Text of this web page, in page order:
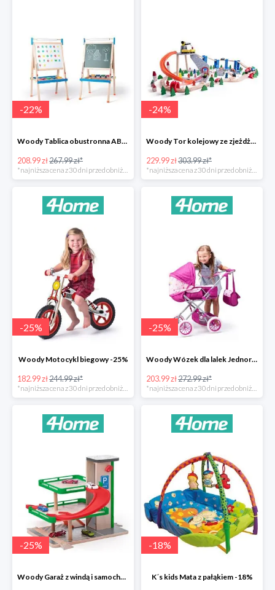
-22%
Woody Tablica obustronna ABC -22%
208.99 zł267.99 zł*
*najniższa cena z 30 dni przed obniżką
-24%
Woody Tor kolejowy ze zjeżdżalnią i żurawiem -24%
229.99 zł303.99 zł*
*najniższa cena z 30 dni przed obniżką
-25%
Woody Motocykl biegowy -25%
182.99 zł244.99 zł*
-25%
Woody Wózek dla lalek Jednorożec -25%
203.99 zł272.99 zł*
-25%
Woody Garaż z windą i samochodziki SIKU -25%
-18%
K´s kids Mata z pałąkiem -18%